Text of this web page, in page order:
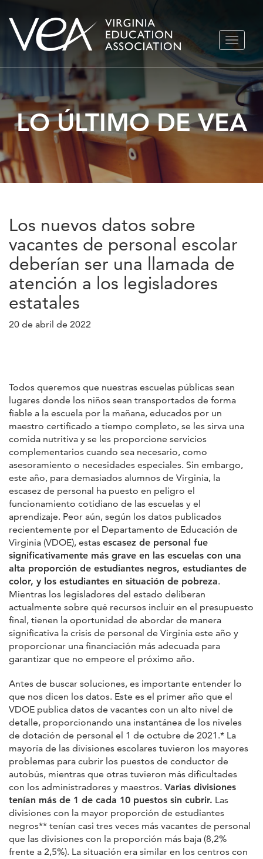
Ir
LO ÚLTIMO DE VEA
Los nuevos datos sobre
vacantes de personal escolar
deberían ser una llamada de
atención a los legisladores
estatales
20 de abril de 2022
Todos queremos que nuestras escuelas públicas sean
lugares donde los niños sean transportados de forma
fiable a la escuela por la mañana, educados por un
maestro certificado a tiempo completo, se les sirva una
comida nutritiva y se les proporcione servicios
complementarios cuando sea necesario, como
asesoramiento o necesidades especiales. Sin embargo,
este año, para demasiados alumnos de Virginia, la
escasez de personal ha puesto en peligro el
funcionamiento cotidiano de las escuelas y el
aprendizaje. Peor aún, según los datos publicados
recientemente por el Departamento de Educación de
Virginia (VDOE), estas escasez de personal fue
significativamente más grave en las escuelas con una
alta proporción de estudiantes negros, estudiantes de
color, y los estudiantes en situación de pobreza.
Mientras los legisladores del estado deliberan
actualmente sobre qué recursos incluir en el presupuesto
final, tienen la oportunidad de abordar de manera
significativa la crisis de personal de Virginia este año y
proporcionar una financiación más adecuada para
garantizar que no empeore el próximo año.
Antes de buscar soluciones, es importante entender lo
que nos dicen los datos. Este es el primer año que el
VDOE publica datos de vacantes con un alto nivel de
detalle, proporcionando una instantánea de los niveles
de dotación de personal el 1 de octubre de 2021.* La
mayoría de las divisiones escolares tuvieron los mayores
problemas para cubrir los puestos de conductor de
autobús, mientras que otras tuvieron más dificultades
con los administradores y maestros. Varias divisiones
tenían más de 1 de cada 10 puestos sin cubrir. Las
divisiones con la mayor proporción de estudiantes
negros** tenían casi tres veces más vacantes de personal
que las divisiones con la proporción más baja (8,2%
frente a 2,5%). La situación era similar en los centros con